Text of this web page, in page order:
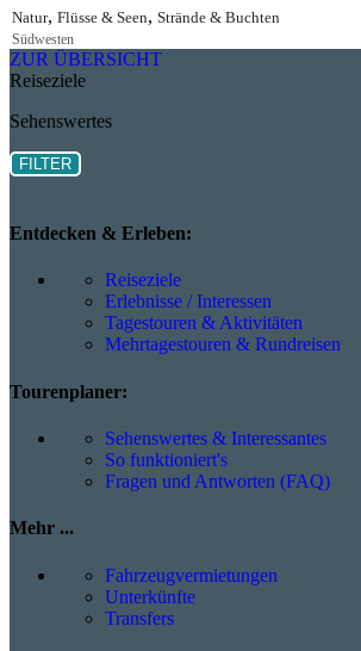
Natur, Flüsse & Seen, Strände & Buchten
Südwesten
ZUR ÜBERSICHT
Reiseziele
Sehenswertes
FILTER
Entdecken & Erleben:
Reiseziele
Erlebnisse / Interessen
Tagestouren & Aktivitäten
Mehrtagestouren & Rundreisen
Tourenplaner:
Sehenswertes & Interessantes
So funktioniert's
Fragen und Antworten (FAQ)
Mehr ...
Fahrzeugvermietungen
Unterkünfte
Transfers